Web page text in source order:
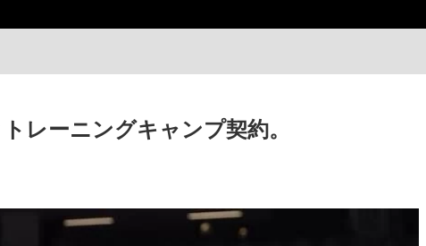
レーニングキャンプ契約。